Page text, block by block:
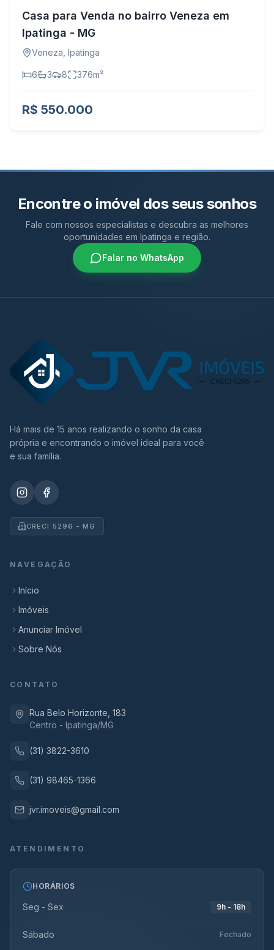
Casa para Venda no bairro Veneza em
Ipatinga - MG
Veneza Ipatinga
6 3 8 376m²
R$ 550.000
Encontre o imóvel dos seus sonhos
Fale com nossos especialistas e descubra as melhores
oportunidades em Ipatinga e região.
Falar no WhatsApp
Há mais de 15 anos realizando o sonho da casa
própria e encontrando o imóvel ideal para você
e sua família.
CRECI 5296 - MG
NAVEGAÇÃO
Início
Imóveis
Anunciar Imóvel
Sobre Nós
CONTATO
Rua Belo Horizonte, 183
Centro - Ipatinga/MG
(31) 3822-3610
(31) 98465-1366
jvr.imoveis@gmail.com
ATENDIMENTO
HORÁRIOS
Seg - Sex 9h - 18h
Sábado Fechado